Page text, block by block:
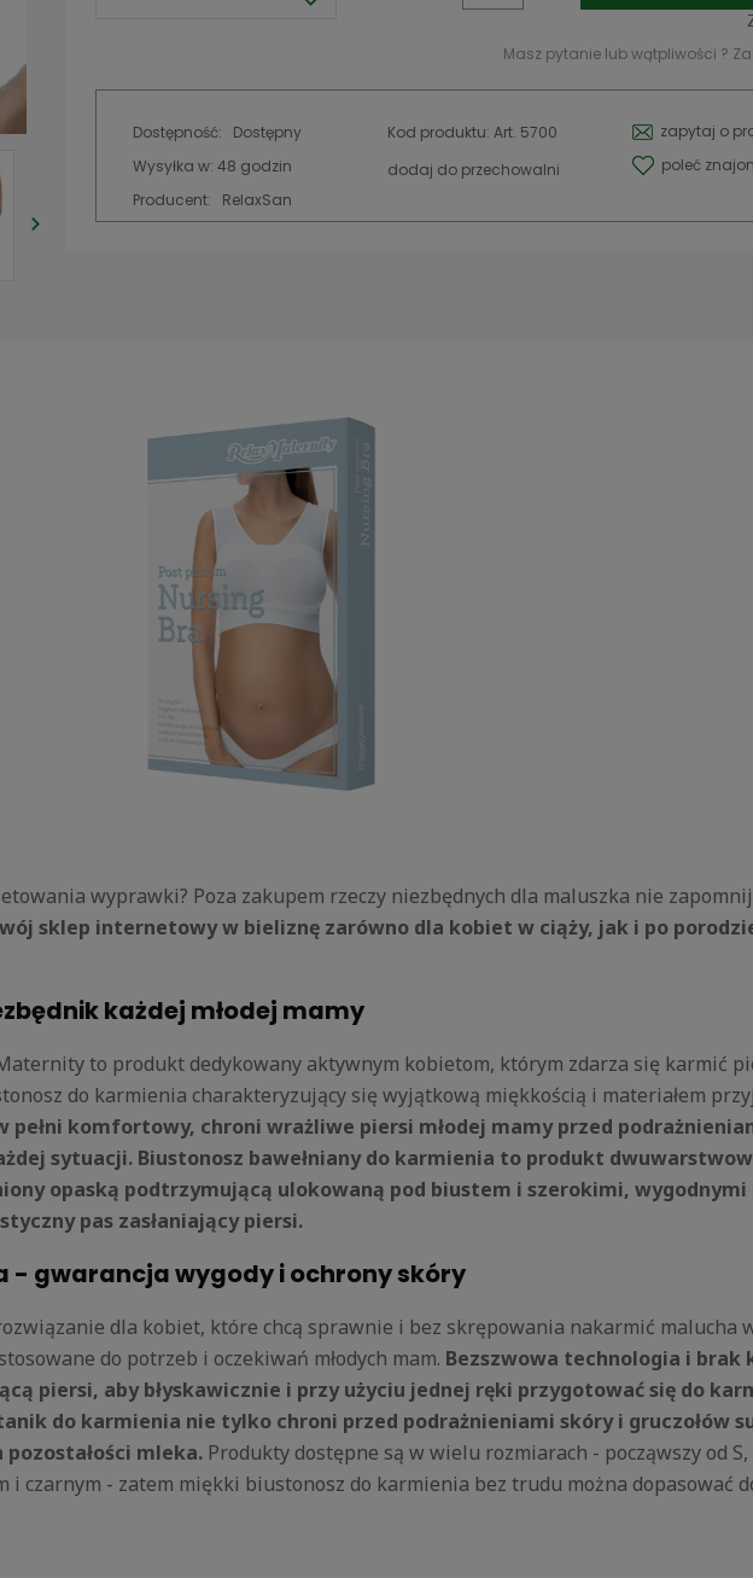
Masz pytanie lub wątpliwości ?
Dostępność:
Dostępny
Wysyłka w: 48 godzin
Producent:
RelaxSan
Kod produktu: Art. 5700
dodaj do przechowalni
zapytaj o
poleć
wyprawki? Poza zakupem rzeczy niezbędnych dla maluszka nie
sklep internetowy w bieliznę zarówno dla kobiet w ciąży, jak i po
każdej młodej mamy
to produkt dedykowany aktywnym kobietom, którym zdarza się karmić
do karmienia charakteryzujący się wyjątkową miękkością i materiałem
komfortowy, chroni wrażliwe piersi młodej mamy przed
sytuacji. Biustonosz bawełniany do karmienia to produkt
opaską podtrzymującą ulokowaną pod biustem i szerokimi,
pas zasłaniający piersi.
- gwarancja wygody i ochrony skóry
dla kobiet, które chcą sprawnie i bez skrępowania nakarmić malucha
do potrzeb i oczekiwań młodych mam. Bezszwowa technologia i brak
piersi, aby błyskawicznie i przy użyciu jednej ręki przygotować się do
do karmienia nie tylko chroni przed podrażnieniami skóry i gruczołów
mleka. Produkty dostępne są w wielu rozmiarach - począwszy od S,
i czarnym - zatem miękki biustonosz do karmienia bez trudu można dopasować